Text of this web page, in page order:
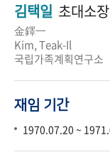
김택일 초대소장
金鐸一
Kim, Teak-Il
국립가족계획연구소
재임 기간
1970.07.20 ~